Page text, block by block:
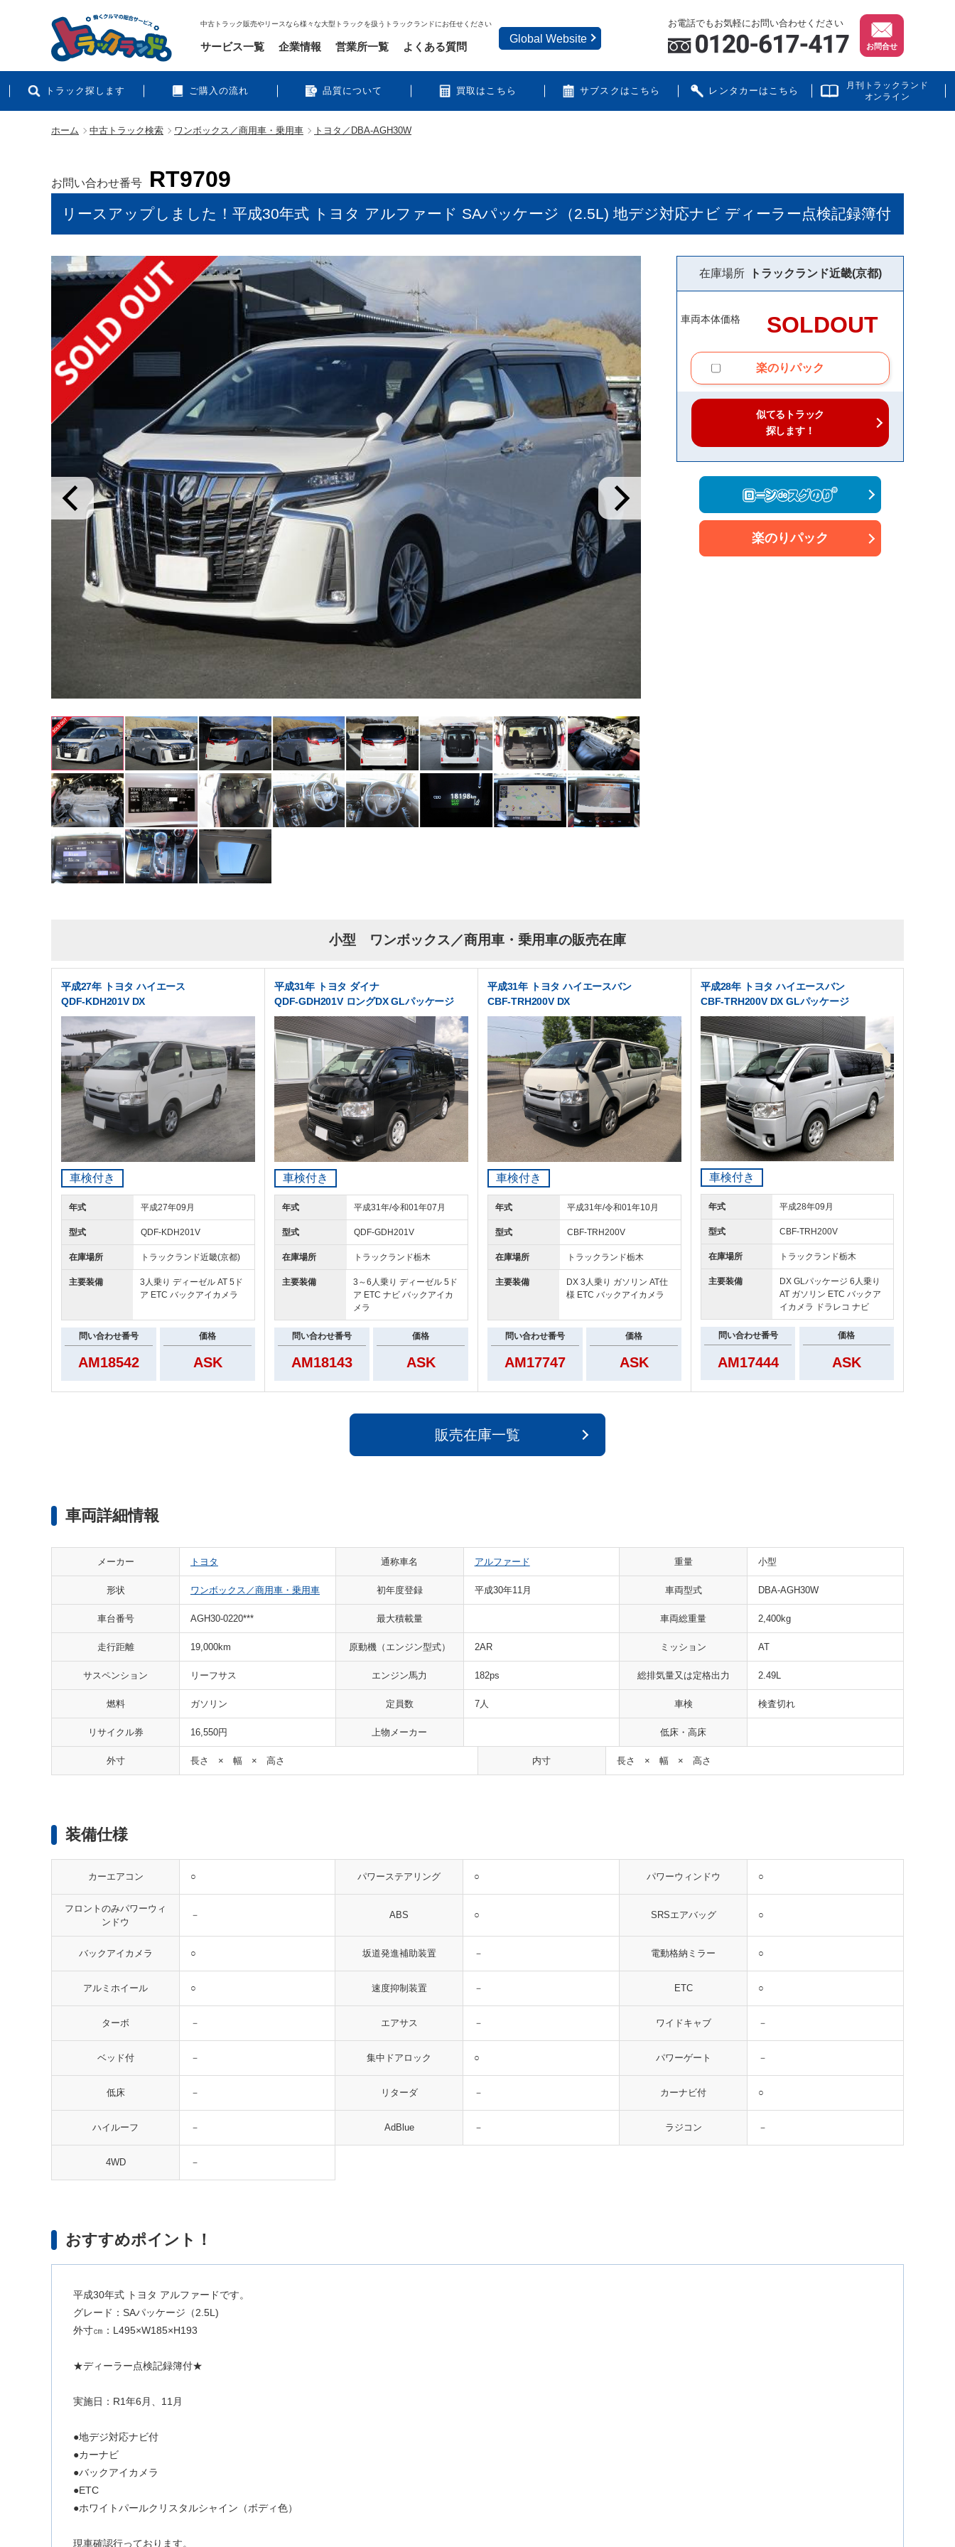
中古トラック販売やリースなら様々な大型トラックを扱うトラックランドにお任せください お電話でもお気軽にお問い合わせください
お問合せ
トラック探します ご購入の流れ 品質について 買取はこちら サブスクはこちら レンタカーはこちら
月刊トラックランド
オンライン
サービス一覧 企業情報 営業所一覧 よくある質問
Global Website
ホーム 中古トラック検索 ワンボックス／商用車・乗用車 トヨタ／DBA-AGH30W
お問い合わせ番号 RT9709
リースアップしました！平成30年式 トヨタ アルファード SAパッケージ（2.5L) 地デジ対応ナビ ディーラー点検記録簿付
在庫場所 トラックランド近畿(京都)
車両本体価格 SOLDOUT
楽のりパック
似てるトラック
探します！
楽のりパック
小型 ワンボックス／商用車・乗用車の販売在庫
平成27年 トヨタ ハイエース
QDF-KDH201V DX
車検付き
年式 平成27年09月
型式 QDF-KDH201V
在庫場所 トラックランド近畿(京都)
主要装備
3人乗り ディーゼル AT 5ド
ア ETC バックアイカメラ
問い合わせ番号
AM18542
価格
ASK
平成31年 トヨタ ダイナ
QDF-GDH201V ロングDX GLパッケージ
車検付き
年式 平成31年/令和01年07月
型式 QDF-GDH201V
在庫場所 トラックランド栃木
主要装備
3～6人乗り ディーゼル 5ド
ア ETC ナビ バックアイカ
メラ
問い合わせ番号
AM18143
価格
ASK
平成31年 トヨタ ハイエースバン
CBF-TRH200V DX
車検付き
年式 平成31年/令和01年10月
型式 CBF-TRH200V
在庫場所 トラックランド栃木
主要装備
DX 3人乗り ガソリン AT仕
様 ETC バックアイカメラ
問い合わせ番号
AM17747
価格
ASK
平成28年 トヨタ ハイエースバン
CBF-TRH200V DX GLパッケージ
車検付き
年式 平成28年09月
型式 CBF-TRH200V
在庫場所 トラックランド栃木
主要装備
DX GLパッケージ 6人乗り
AT ガソリン ETC バックア
イカメラ ドラレコ ナビ
問い合わせ番号
AM17444
価格
ASK
販売在庫一覧
車両詳細情報
メーカー トヨタ 通称車名 アルファード 重量 小型
形状 ワンボックス／商用車・乗用車 初年度登録 平成30年11月 車両型式 DBA-AGH30W
車台番号 AGH30-0220*** 最大積載量 車両総重量 2,400kg
走行距離 19,000km 原動機（エンジン型式） 2AR ミッション AT
サスペンション リーフサス エンジン馬力 182ps 総排気量又は定格出力 2.49L
燃料 ガソリン 定員数 7人 車検 検査切れ
リサイクル券 16,550円 上物メーカー 低床・高床
外寸 長さ × 幅 × 高さ 内寸 長さ × 幅 × 高さ
装備仕様
カーエアコン ○ パワーステアリング ○ パワーウィンドウ ○
フロントのみパワーウィ
ンドウ
－ ABS ○ SRSエアバッグ ○
バックアイカメラ ○ 坂道発進補助装置 － 電動格納ミラー ○
アルミホイール ○ 速度抑制装置 － ETC ○
ターボ － エアサス － ワイドキャブ －
ベッド付 － 集中ドアロック ○ パワーゲート －
低床 － リターダ － カーナビ付 ○
ハイルーフ － AdBlue － ラジコン －
4WD －
おすすめポイント！
平成30年式 トヨタ アルファードです。
グレード：SAパッケージ（2.5L)
外寸㎝：L495×W185×H193
★ディーラー点検記録簿付★
実施日：R1年6月、11月
●地デジ対応ナビ付
●カーナビ
●バックアイカメラ
●ETC
●ホワイトパールクリスタルシャイン（ボディ色）
現車確認行っております。